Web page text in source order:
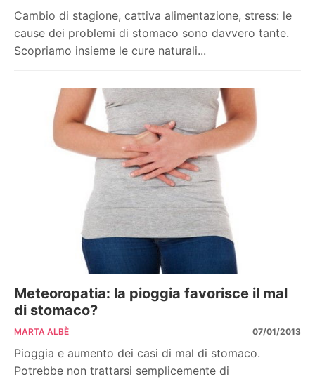
Cambio di stagione, cattiva alimentazione, stress: le
cause dei problemi di stomaco sono davvero tante.
Scopriamo insieme le cure naturali...
Meteoropatia: la pioggia favorisce il mal
di stomaco?
MARTA ALBÈ 07/01/2013
Pioggia e aumento dei casi di mal di stomaco.
Potrebbe non trattarsi semplicemente di